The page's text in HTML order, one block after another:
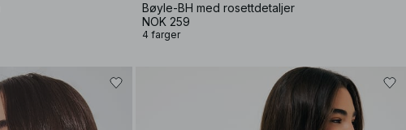
Bøyle-BH med rosettdetaljer
NOK 259
4 farger